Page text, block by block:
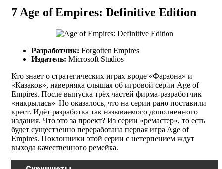
7Age of Empires: Definitive Edition
Разработчик: Forgotten Empires
Издатель: Microsoft Studios
Кто знает о стратегических играх вроде «Фараона» и
«Казаков», наверняка слышал об игровой серии Age of
Empires. После выпуска трёх частей фирма-разработчик
«накрылась». Но оказалось, что на серии рано поставили
крест. Идёт разработка так называемого дополненного
издания. Что это за проект? Из серии «ремастер», то есть
будет существенно переработана первая игра Age of
Empires. Поклонники этой серии с нетерпением ждут
выхода качественного ремейка.